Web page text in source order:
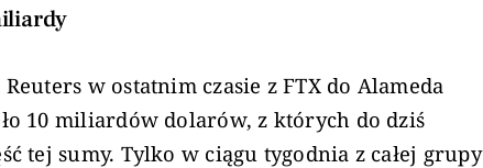
w ostatnim czasie z FTX do Alameda
10 miliardów dolarów, z których do dziś
tej sumy. Tylko w ciągu tygodnia z całej grupy